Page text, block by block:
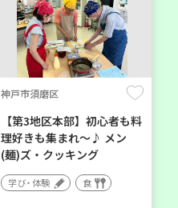
神戸市須磨区
【第3地区本部】初心者も料
理好きも集まれ～♪ メン
(麺)ズ・クッキング
学び・体験 食